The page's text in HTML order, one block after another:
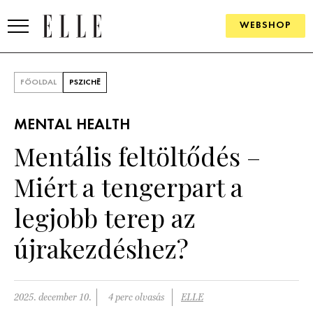
WEBSHOP
SZÉPSÉG
PSZICHÉ
PÁRKAPCSOLAT
FŐOLDAL PSZICHÉ
MENTAL HEALTH
Mentális feltöltődés –
Miért a tengerpart a
legjobb terep az
újrakezdéshez?
2025. december 10. 4 perc olvasás ELLE